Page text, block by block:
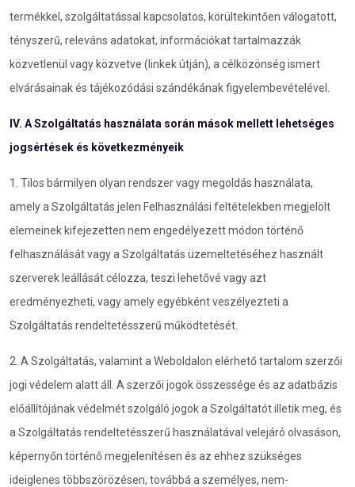
termékkel, szolgáltatással kapcsolatos, körültekintően válogatott,
tényszerű, releváns adatokat, információkat tartalmazzák
közvetlenül vagy közvetve (linkek útján), a célközönség ismert
elvárásainak és tájékozódási szándékának figyelembevételével.
IV. A Szolgáltatás használata során mások mellett lehetséges
jogsértések és következményeik
1. Tilos bármilyen olyan rendszer vagy megoldás használata,
amely a Szolgáltatás jelen Felhasználási feltételekben megjelölt
elemeinek kifejezetten nem engedélyezett módon történő
felhasználását vagy a Szolgáltatás üzemeltetéséhez használt
szerverek leállását célozza, teszi lehetővé vagy azt
eredményezheti, vagy amely egyébként veszélyezteti a
Szolgáltatás rendeltetésszerű működtetését.
2. A Szolgáltatás, valamint a Weboldalon elérhető tartalom szerzői
jogi védelem alatt áll. A szerzői jogok összessége és az adatbázis
előállítójának védelmét szolgáló jogok a Szolgáltatót illetik meg, és
a Szolgáltatás rendeltetésszerű használatával velejáró olvasáson,
képernyőn történő megjelenítésen és az ehhez szükséges
ideiglenes többszörözésen, továbbá a személyes, nem-